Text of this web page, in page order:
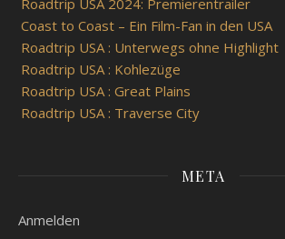
Coast to Coast – Ein Film-Fan in den USA
Roadtrip USA : Unterwegs ohne Highlight
Roadtrip USA : Kohlezüge
Roadtrip USA : Great Plains
Roadtrip USA : Traverse City
META
Anmelden